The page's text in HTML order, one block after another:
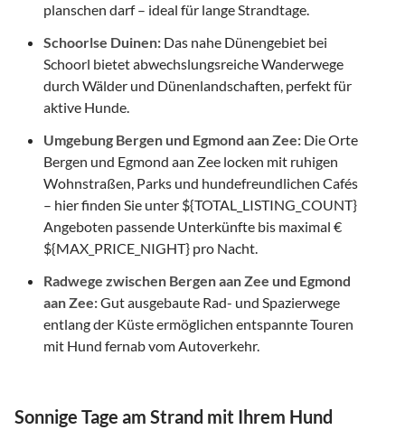
planschen darf – ideal für lange Strandtage.
Schoorlse Duinen: Das nahe Dünengebiet bei
Schoorl bietet abwechslungsreiche Wanderwege
durch Wälder und Dünenlandschaften, perfekt für
aktive Hunde.
Umgebung Bergen und Egmond aan Zee: Die Orte
Bergen und Egmond aan Zee locken mit ruhigen
Wohnstraßen, Parks und hundefreundlichen Cafés
– hier finden Sie unter ${TOTAL_LISTING_COUNT}
Angeboten passende Unterkünfte bis maximal €
${MAX_PRICE_NIGHT} pro Nacht.
Radwege zwischen Bergen aan Zee und Egmond
aan Zee:Gut ausgebaute Rad- und Spazierwege
entlang der Küste ermöglichen entspannte Touren
mit Hund fernab vom Autoverkehr.
Sonnige Tage am Strand mit Ihrem Hund